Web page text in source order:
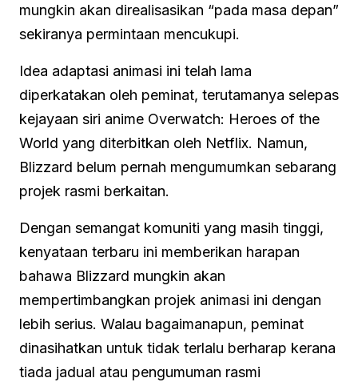
mungkin akan direalisasikan “pada masa depan”
sekiranya permintaan mencukupi.
Idea adaptasi animasi ini telah lama
diperkatakan oleh peminat, terutamanya selepas
kejayaan siri anime Overwatch: Heroes of the
World yang diterbitkan oleh Netflix. Namun,
Blizzard belum pernah mengumumkan sebarang
projek rasmi berkaitan.
Dengan semangat komuniti yang masih tinggi,
kenyataan terbaru ini memberikan harapan
bahawa Blizzard mungkin akan
mempertimbangkan projek animasi ini dengan
lebih serius. Walau bagaimanapun, peminat
dinasihatkan untuk tidak terlalu berharap kerana
tiada jadual atau pengumuman rasmi